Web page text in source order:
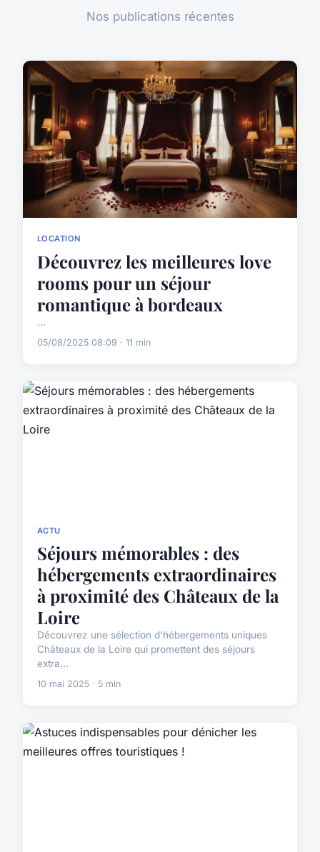
Nos publications récentes
LOCATION
Découvrez les meilleures love
rooms pour un séjour
romantique à bordeaux
...
05/08/2025 08:09 · 11 min
ACTU
Séjours mémorables : des
hébergements extraordinaires
à proximité des Châteaux de la
Loire
Découvrez une sélection d'hébergements uniques
Châteaux de la Loire qui promettent des séjours
extra...
10 mai 2025 · 5 min